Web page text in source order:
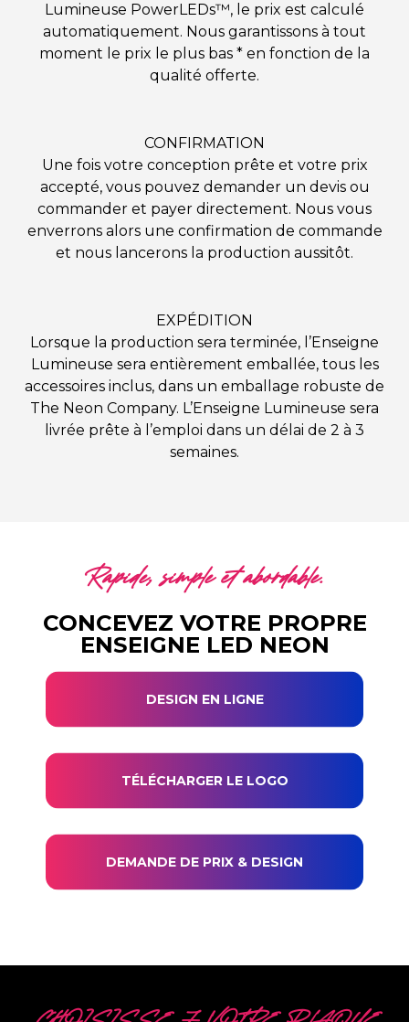
Lumineuse PowerLEDs™, le prix est calculé
automatiquement. Nous garantissons à tout
moment le prix le plus bas * en fonction de la
qualité offerte.
CONFIRMATION
Une fois votre conception prête et votre prix
accepté, vous pouvez demander un devis ou
commander et payer directement. Nous vous
enverrons alors une confirmation de commande
et nous lancerons la production aussitôt.
EXPÉDITION
Lorsque la production sera terminée, l’Enseigne
Lumineuse sera entièrement emballée, tous les
accessoires inclus, dans un emballage robuste de
The Neon Company. L’Enseigne Lumineuse sera
livrée prête à l’emploi dans un délai de 2 à 3
semaines.
Rapide, simple et abordable.
CONCEVEZ VOTRE PROPRE
ENSEIGNE LED NEON
DESIGN EN LIGNE
TÉLÉCHARGER LE LOGO
DEMANDE DE PRIX & DESIGN